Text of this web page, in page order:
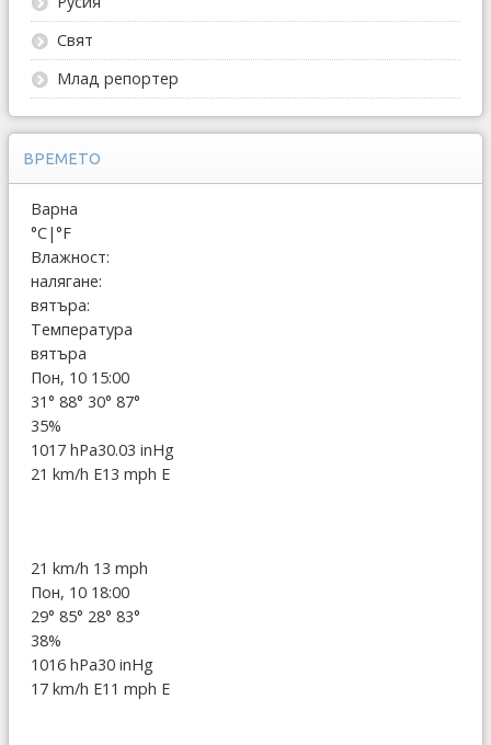
Свят
Млад репортер
ВРЕМЕТО
Варна
°C|°F
Влажност:
налягане:
вятъра:
Температура
вятъра
Пон, 10 15:00
31° 88° 30° 87°
35%
1017 hPa30.03 inHg
21 km/h E13 mph E
21 km/h 13 mph
Пон, 10 18:00
29° 85° 28° 83°
38%
1016 hPa30 inHg
17 km/h E11 mph E